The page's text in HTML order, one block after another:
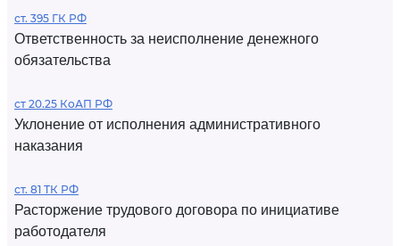
ст. 395 ГК РФ
Ответственность за неисполнение денежного
обязательства
ст 20.25 КоАП РФ
Уклонение от исполнения административного
наказания
ст. 81 ТК РФ
Расторжение трудового договора по инициативе
работодателя